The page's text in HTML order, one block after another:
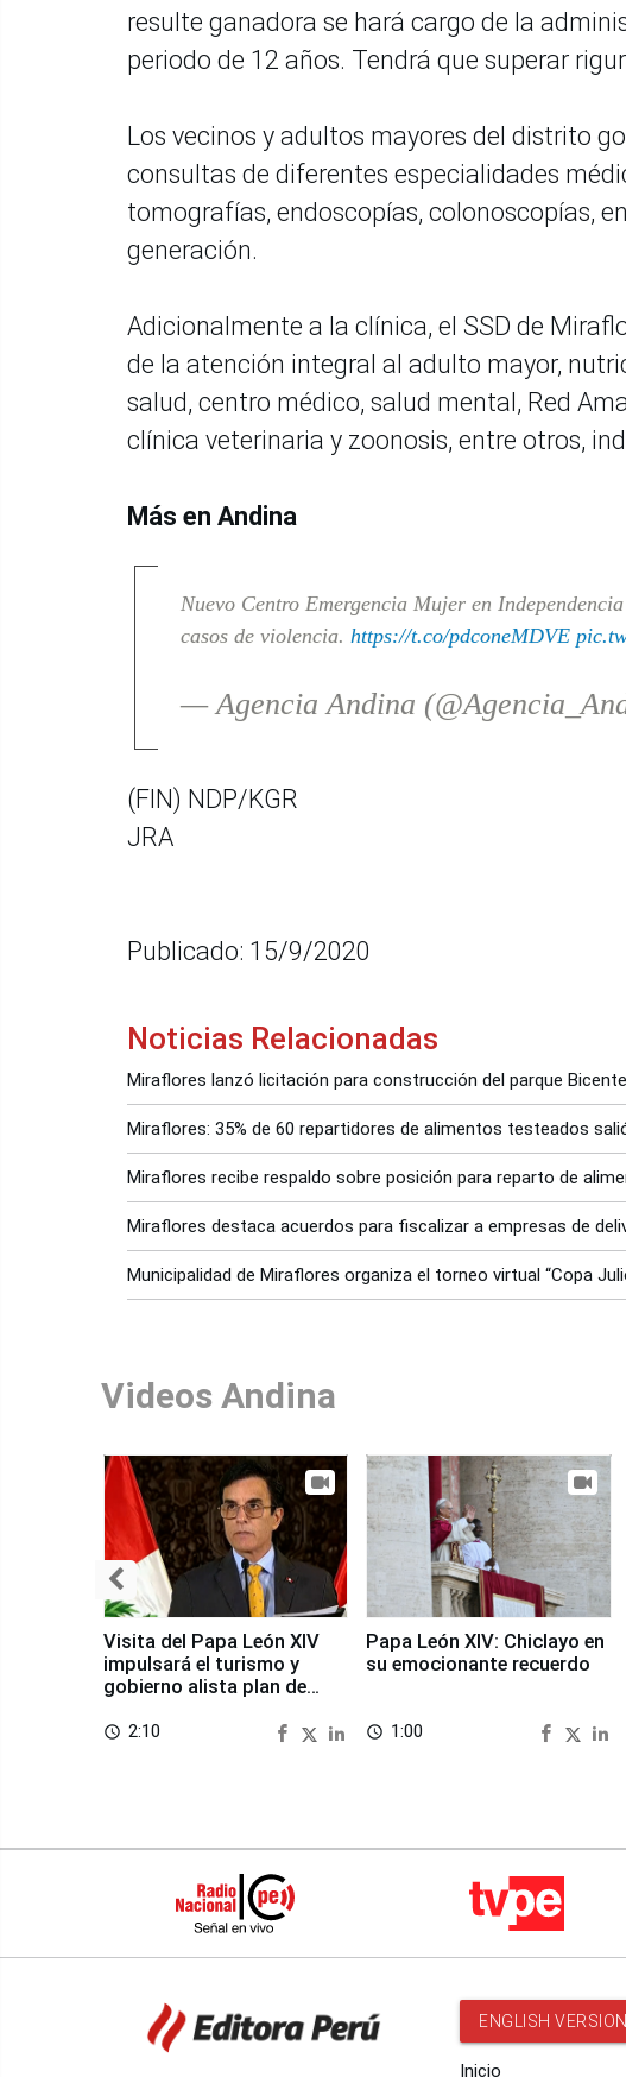
resulte ganadora se hará cargo de la
periodo de 12 años. Tendrá que superar
Los vecinos y adultos mayores del distrito
consultas de diferentes especialidades
tomografías, endoscopías, colonoscopías,
generación.
Adicionalmente a la clínica, el SSD de
de la atención integral al adulto mayor,
salud, centro médico, salud mental, Red
clínica veterinaria y zoonosis, entre otros,
Más en Andina
Nuevo Centro Emergencia Mujer en
casos de violencia. https://t.co/pdconeMDVE
— Agencia Andina
(FIN) NDP/KGR
JRA
Publicado: 15/9/2020
Noticias Relacionadas
Miraflores lanzó licitación para construcción del parque
Miraflores: 35% de 60 repartidores de alimentos testeados
Miraflores recibe respaldo sobre posición para reparto de
Miraflores destaca acuerdos para fiscalizar a empresas de
Municipalidad de Miraflores organiza el torneo virtual “Copa
Videos Andina
Visita del Papa León XIV
impulsará el turismo y
gobierno alista plan de
access_time 2:10
Papa León XIV: Chiclayo en
su emocionante recuerdo
access_time 1:00
ENGLISH VERSION
Inicio